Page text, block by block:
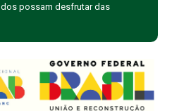
possam desfrutar das